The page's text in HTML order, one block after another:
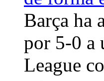
Barça ha
por 5-0 a
League